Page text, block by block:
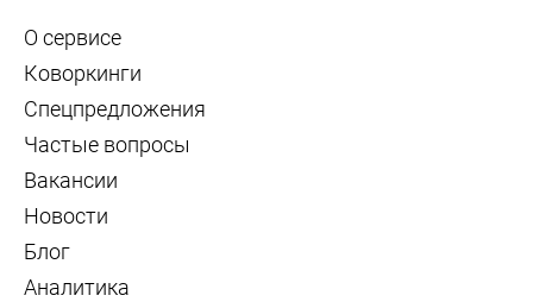
О сервисе
Коворкинги
Спецпредложения
Частые вопросы
Вакансии
Новости
Блог
Аналитика